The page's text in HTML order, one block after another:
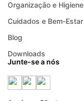
Organização e Higiene
Cuidados e Bem-Estar
Blog
Downloads
Junte-se a nós